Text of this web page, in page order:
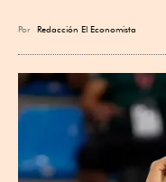
Por Redacción El Economista